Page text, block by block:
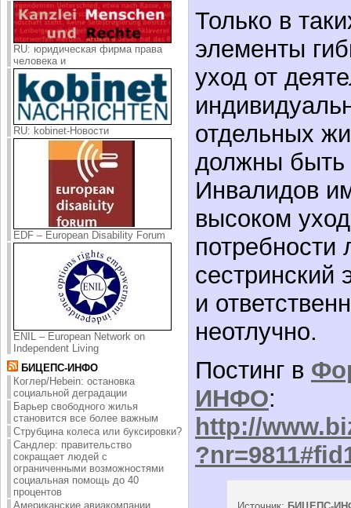
RU: юридическая фирма права
человека и
RU: kobinet-Новости
EDF – European Disability Forum
ENIL – European Network on
Independent Living
БИЦЕПС-ИНФО
Коглер/Hebein: остановка
социальной деградации
Барьер свободного жилья
становится все более важным
Струбцина колеса или буксировки?
Сандлер: правительство
сокращает людей с
ограниченными возможностями
социальная помощь до 40
процентов
Американские авиакомпании
Только в
элементы
уход от
отдельных
должны
Инвалидов
высоком
потребности
сестринский
и
неотлучно.
Постинг в
ИНФО:
http://